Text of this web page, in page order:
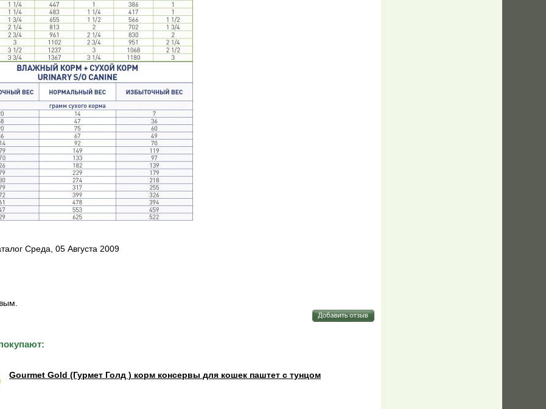
Среда, 05 Августа 2009
Gourmet Gold (Гурмет Голд ) корм консервы для кошек паштет с тунцом